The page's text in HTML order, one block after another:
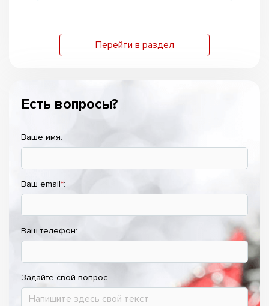
Перейти в раздел
Есть вопросы?
Ваше имя:
Ваш email*:
Ваш телефон:
Задайте свой вопрос